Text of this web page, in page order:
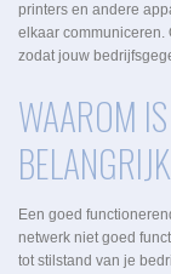
printers en andere
elkaar communiceren.
zodat jouw
WAAROM
Een goed
netwerk niet goed
tot stilstand van je